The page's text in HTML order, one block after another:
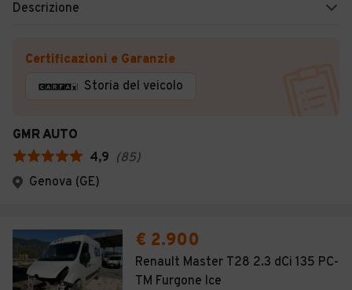
Descrizione
Certificazioni e Garanzie
Storia del veicolo
GMR AUTO
4,9 (85)
Genova (GE)
€ 2.900
Renault Master T28 2.3 dCi 135 PC-
TM Furgone Ice